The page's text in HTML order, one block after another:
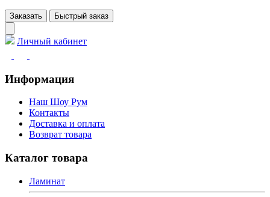
Заказать Быстрый заказ
Личный кабинет
Информация
Наш Шоу Рум
Контакты
Доставка и оплата
Возврат товара
Каталог товара
Ламинат